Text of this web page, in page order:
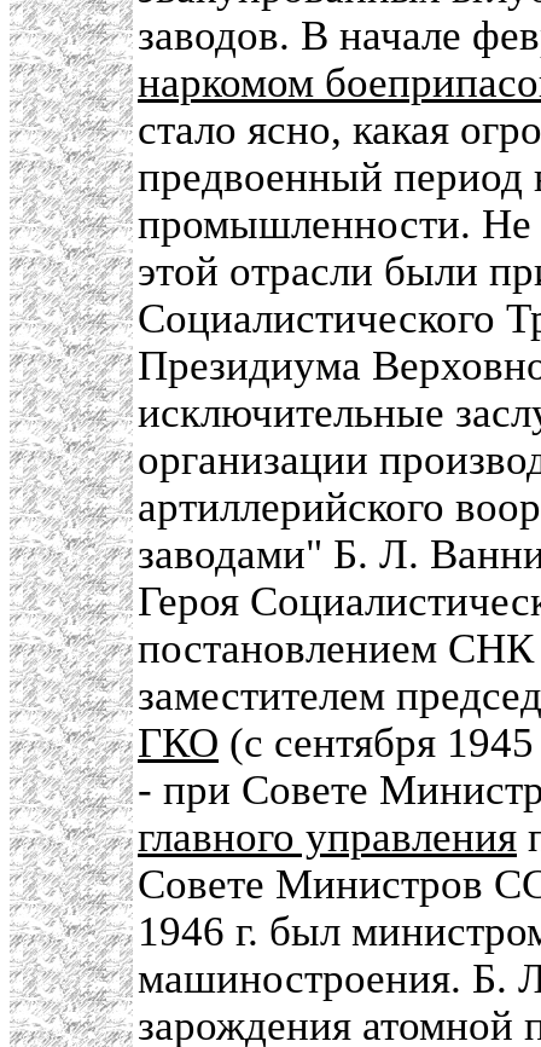
заводов. В начале
наркомом
стало ясно, какая
предвоенный период
промышленности. Не
этой отрасли были
Социалистического
Президиума
исключительные
организации
артиллерийского
заводами" Б. Л.
Героя
постановлением СНК
заместителем
ГКО (с сентября
- при Совете
главного управления
Совете Министров
1946 г. был
машиностроения. Б.
зарождения